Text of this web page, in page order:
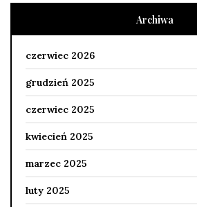
Archiwa
czerwiec 2026
grudzień 2025
czerwiec 2025
kwiecień 2025
marzec 2025
luty 2025